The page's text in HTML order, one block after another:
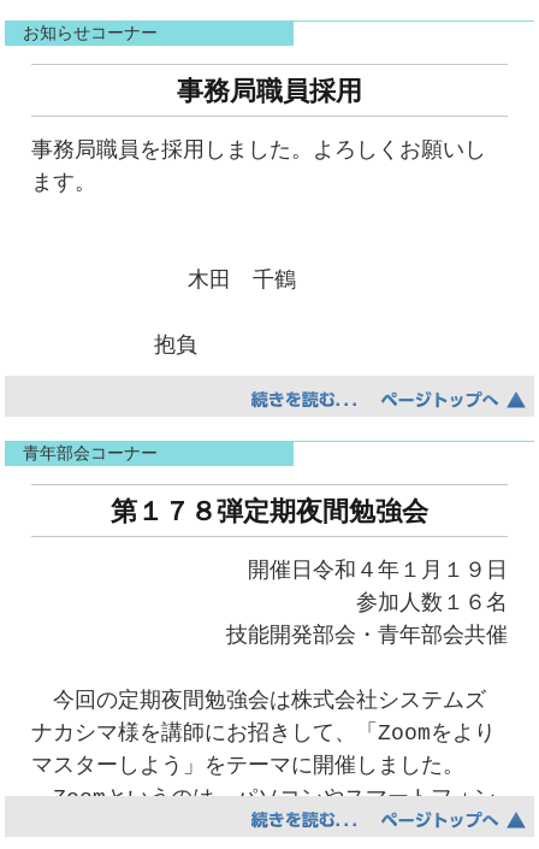
１．理事定数 １７名
１．出席理事 １７名
お知らせコーナー
事務局職員採用
事務局職員を採用しました。よろしくお願いし
ます。
木田 千鶴
抱負
初めての業界で不慣れな
ことが多くご迷惑をおかけすること
も早く戦力になれるよう努力して
まいりますので、今後とも宜
しくお願いいたします。
水野 貴大
抱負
未経験ですが、一生懸命
勉強し仕事を覚え、一日でも早く組
合に貢献できるように頑張り
青年部会コーナー
第１７８弾定期夜間勉強会
開催日令和４年１月１９日
参加人数１６名
技能開発部会・青年部会共催
今回の定期夜間勉強会は株式会社システムズ
ナカシマ様を講師にお招きして、「Zoomをより
マスターしよう」をテーマに開催しました。
Zoomというのは、パソコンやスマートフォン
を使ってウェブ会議と呼ばれている、インター